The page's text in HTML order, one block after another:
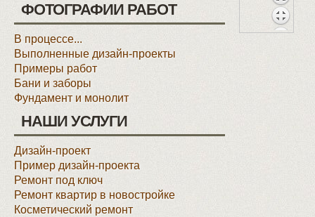
ФОТОГРАФИИ РАБОТ
В процессе...
Выполненные дизайн-проекты
Примеры работ
Бани и заборы
Фундамент и монолит
НАШИ УСЛУГИ
Дизайн-проект
Пример дизайн-проекта
Ремонт под ключ
Ремонт квартир в новостройке
Косметический ремонт